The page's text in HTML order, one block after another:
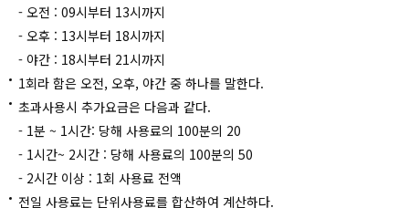
- 오전 : 09시부터 13시까지
- 오후 : 13시부터 18시까지
- 야간 : 18시부터 21시까지
1회라 함은 오전, 오후, 야간 중 하나를 말한다.
초과사용시 추가요금은 다음과 같다.
- 1분 ~ 1시간: 당해 사용료의 100분의 20
- 1시간~ 2시간 : 당해 사용료의 100분의 50
- 2시간 이상 : 1회 사용료 전액
전일 사용료는 단위사용료를 합산하여 계산하다.